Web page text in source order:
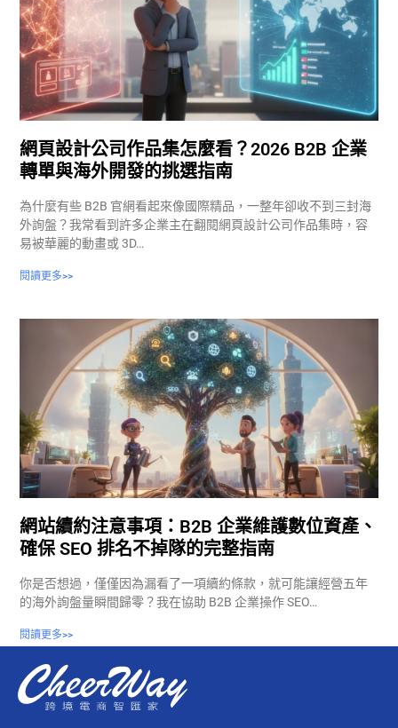
網頁設計公司作品集怎麼看？2026 B2B 企業
轉單與海外開發的挑選指南
為什麼有些 B2B 官網看起來像國際精品，一整年卻收不到三封海
外詢盤？我常看到許多企業主在翻閱網頁設計公司作品集時，容
易被華麗的動畫或 3D…
閱讀更多>>
網站續約注意事項：B2B 企業維護數位資產、
確保 SEO 排名不掉隊的完整指南
你是否想過，僅僅因為漏看了一項續約條款，就可能讓經營五年
的海外詢盤量瞬間歸零？我在協助 B2B 企業操作 SEO…
閱讀更多>>